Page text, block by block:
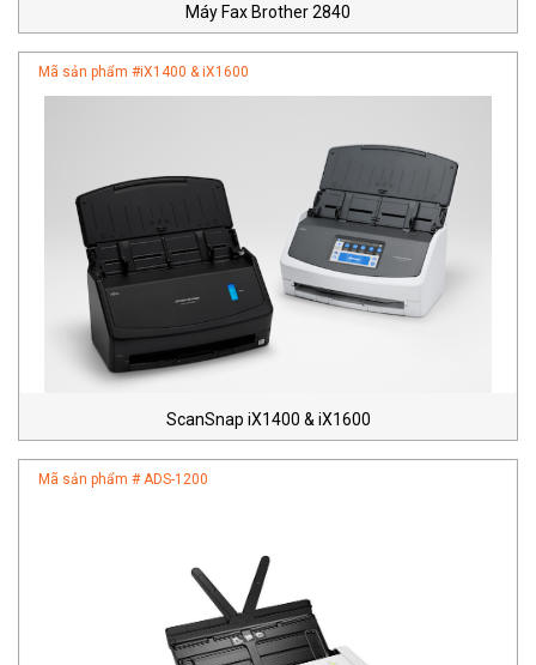
Máy Fax Brother 2840
Mã sản phẩm #iX1400 & iX1600
ScanSnap iX1400 & iX1600
Mã sản phẩm #ADS-1200